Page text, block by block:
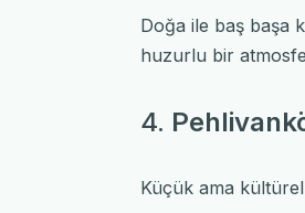
Doğa ile baş başa
huzurlu bir
4.
Küçük ama